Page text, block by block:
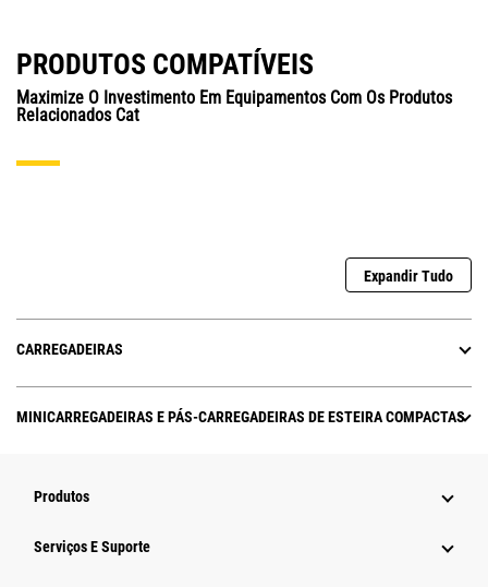
PRODUTOS COMPATÍVEIS
Maximize O Investimento Em Equipamentos Com Os Produtos
Relacionados Cat
Expandir Tudo
CARREGADEIRAS
MINICARREGADEIRAS E PÁS-CARREGADEIRAS DE ESTEIRA COMPACTAS
Produtos
Serviços E Suporte